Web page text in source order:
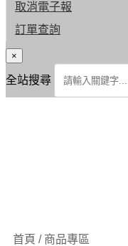
取消電子報
訂單查詢
×
全站搜尋
首頁 / 商品專區